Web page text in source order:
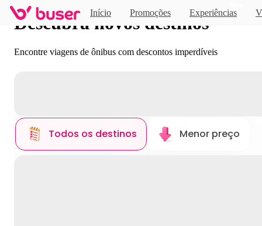
Início Promoções Experiências
Descubra novos destinos
Encontre viagens de ônibus com descontos imperdíveis
Todos os destinos Menor preço